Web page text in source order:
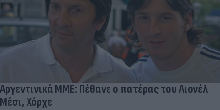
Αργεντινικά ΜΜΕ: Πέθανε ο πατέρας του Λιονέλ
Μέσι, Χόρχε